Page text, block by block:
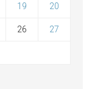
19 20
26 27